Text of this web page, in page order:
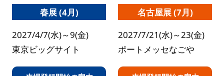
春展 (4月)
2027/4/7(水)～9(金)
東京ビッグサイト
名古屋展 (7月)
2027/7/21(水)～23(金)
ポートメッセなごや